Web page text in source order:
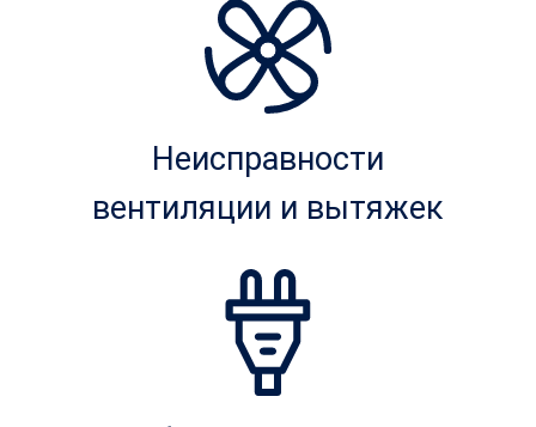
Неисправности
вентиляции и вытяжек